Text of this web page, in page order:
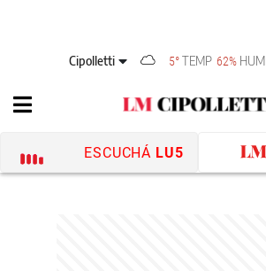
Cipolletti 5° TEMP 62% HUM
ESCUCHÁ LU5